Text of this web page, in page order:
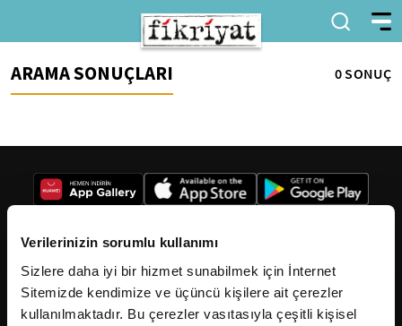
Verilerinizin sorumlu kullanımı
Sizlere daha iyi bir hizmet sunabilmek için İnternet
Sitemizde kendimize ve üçüncü kişilere ait çerezler
kullanılmaktadır. Bu çerezler vasıtasıyla çeşitli kişisel
ARAMA SONUÇLARI 0 SONUÇ
2026Fikriyat. Tüm hakları saklıdır.